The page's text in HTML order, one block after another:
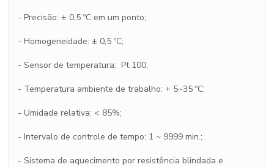
- Precisão: ± 0,5 ºC em um ponto;
- Homogeneidade: ± 0,5 ºC;
- Sensor de temperatura: Pt 100;
- Temperatura ambiente de trabalho: + 5~35 ºC;
- Umidade relativa: < 85%;
- Intervalo de controle de tempo: 1 ~ 9999 min.;
- Sistema de aquecimento por resistência blindada e